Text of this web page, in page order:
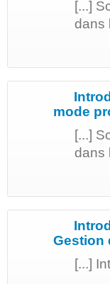
[...]
dans
mode
[...]
dans
Gestion
[...]